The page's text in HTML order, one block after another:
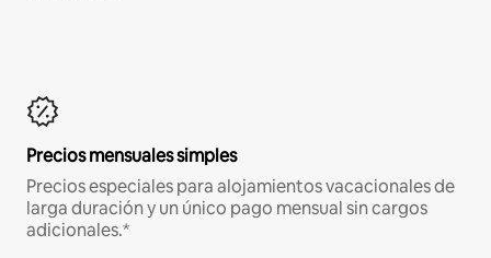
Precios mensuales simples
Precios especiales para alojamientos vacacionales de
larga duración y un único pago mensual sin cargos
adicionales.*